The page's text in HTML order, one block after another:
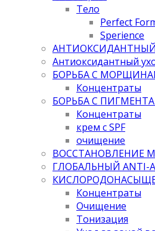
Тело
Perfect
Sperience
АНТИОКСИДАНТНЫЙ
Антиоксидантный
БОРЬБА С
Концентраты
БОРЬБА С
Концентраты
крем с SPF
очищение
ВОССТАНОВЛЕНИЕ
ГЛОБАЛЬНЫЙ ANTI-
Концентраты
Очищение
Тонизация